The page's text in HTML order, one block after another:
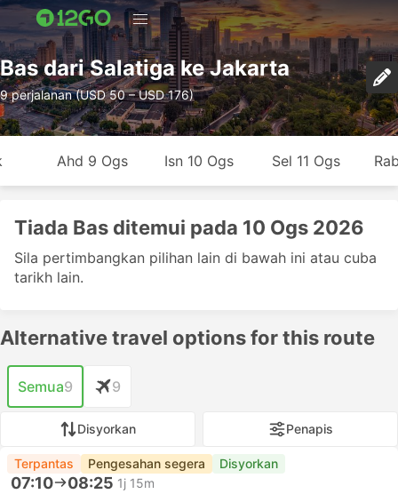
Bas dari Salatiga ke Jakarta
9 perjalanan (USD 50 – USD 176)
Ahd 9 Ogs Isn 10 Ogs Sel 11 Ogs
Tiada Bas ditemui pada 10 Ogs 2026
Sila pertimbangkan pilihan lain di bawah ini atau cuba
tarikh lain.
Alternative travel options for this route
Semua9 9
Disyorkan Penapis
Terpantas Pengesahan segera Disyorkan
07:10 08:25 1j 15m